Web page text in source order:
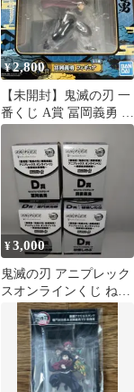
¥2,800
【未開封】鬼滅の刃 一
番くじ A賞 冨岡義勇 フ
ィギュア
¥3,000
鬼滅の刃 アニプレック
スオンラインくじ ねん
どろいど 4種